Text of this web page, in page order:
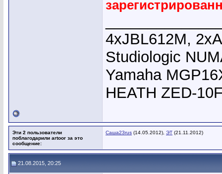
4хJBL612M,
Studiologic
Yamaha
HEATH ZED-
Эти 2 пользователи
поблагодарили artoor за это
сообщение:
Саша23rus (14.05.2012), ЭТ (21.11.2012)
21.08.2015, 20:25